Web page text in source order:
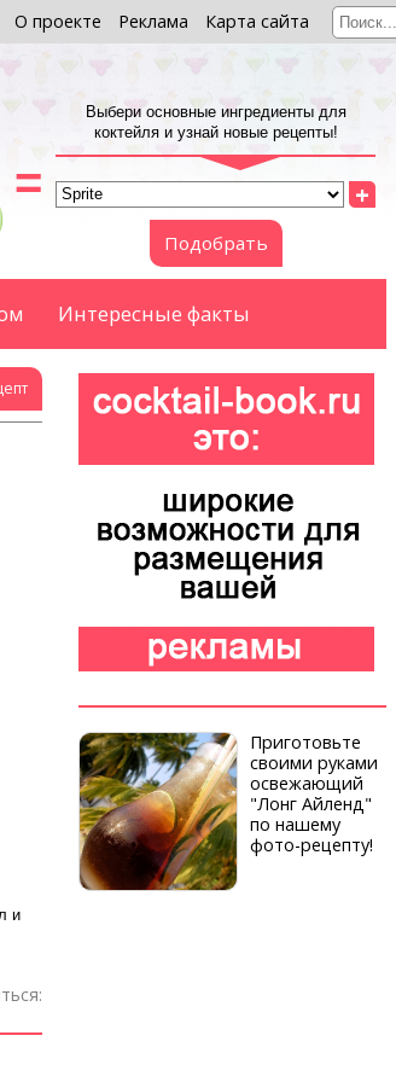
О проекте Реклама Карта сайта
=
Выбери основные ингредиенты для
коктейля и узнай новые рецепты!
+
Подобрать
Интересные факты
и
Приготовьте
своими руками
освежающий
"Лонг Айленд"
по нашему
фото-рецепту!